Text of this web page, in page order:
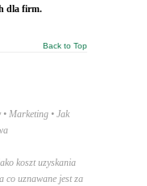
dla firm.
Back to Top
Marketing • Jak
koszt uzyskania
co uznawane jest za